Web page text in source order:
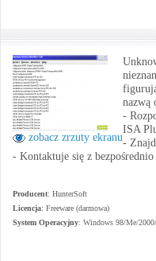
zobacz zrzuty ekranu
nazwą
-
ISA
-
- Kontaktuje się z
Producent: HunterSoft
Licencja: Freeware (darmowa)
System Operacyjny: Windows 98/Me/